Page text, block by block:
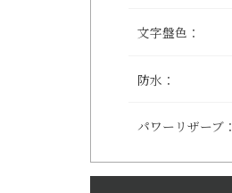
文字盤色：
防水：
パワーリザーブ：